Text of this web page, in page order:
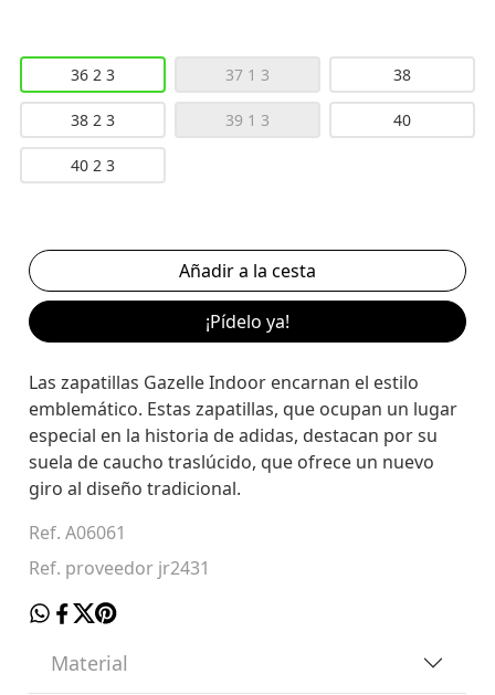
36 2 3 37 1 3 38
38 2 3 39 1 3 40
40 2 3
¡Pídelo ya!
Las zapatillas Gazelle Indoor encarnan el estilo
emblemático. Estas zapatillas, que ocupan un lugar
especial en la historia de adidas, destacan por su
suela de caucho traslúcido, que ofrece un nuevo
giro al diseño tradicional.
Ref. A06061
Ref. proveedor jr2431
Material